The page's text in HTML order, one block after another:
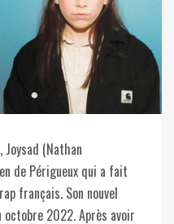
Joysad (Nathan
de Périgueux qui a fait
français. Son nouvel
2022. Après avoir